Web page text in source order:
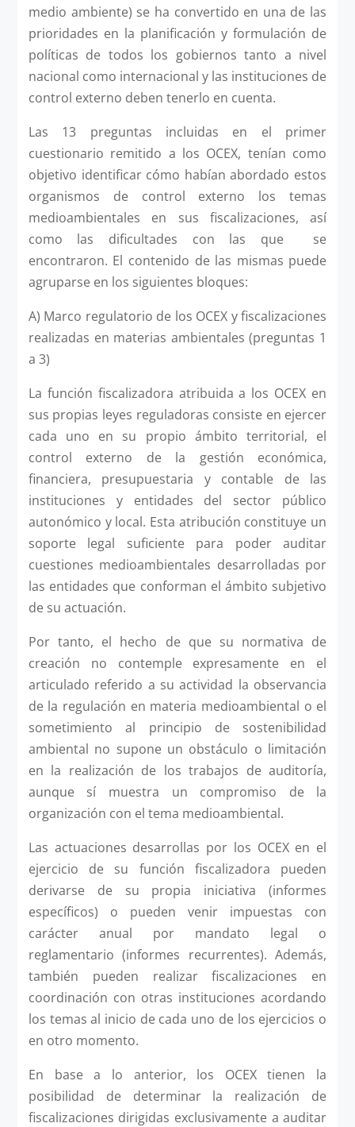
medio ambiente) se ha convertido en una de las
prioridades en la planificación y formulación de
políticas de todos los gobiernos tanto a nivel
nacional como internacional y las instituciones de
control externo deben tenerlo en cuenta.
Las 13 preguntas incluidas en el primer
cuestionario remitido a los OCEX, tenían como
objetivo identificar cómo habían abordado estos
organismos de control externo los temas
medioambientales en sus fiscalizaciones, así
como las dificultades con las que se
encontraron. El contenido de las mismas puede
agruparse en los siguientes bloques:
A) Marco regulatorio de los OCEX y fiscalizaciones
realizadas en materias ambientales (preguntas 1
a 3)
La función fiscalizadora atribuida a los OCEX en
sus propias leyes reguladoras consiste en ejercer
cada uno en su propio ámbito territorial, el
control externo de la gestión económica,
financiera, presupuestaria y contable de las
instituciones y entidades del sector público
autonómico y local. Esta atribución constituye un
soporte legal suficiente para poder auditar
cuestiones medioambientales desarrolladas por
las entidades que conforman el ámbito subjetivo
de su actuación.
Por tanto, el hecho de que su normativa de
creación no contemple expresamente en el
articulado referido a su actividad la observancia
de la regulación en materia medioambiental o el
sometimiento al principio de sostenibilidad
ambiental no supone un obstáculo o limitación
en la realización de los trabajos de auditoría,
aunque sí muestra un compromiso de la
organización con el tema medioambiental.
Las actuaciones desarrollas por los OCEX en el
ejercicio de su función fiscalizadora pueden
derivarse de su propia iniciativa (informes
específicos) o pueden venir impuestas con
carácter anual por mandato legal o
reglamentario (informes recurrentes). Además,
también pueden realizar fiscalizaciones en
coordinación con otras instituciones acordando
los temas al inicio de cada uno de los ejercicios o
en otro momento.
En base a lo anterior, los OCEX tienen la
posibilidad de determinar la realización de
fiscalizaciones dirigidas exclusivamente a auditar